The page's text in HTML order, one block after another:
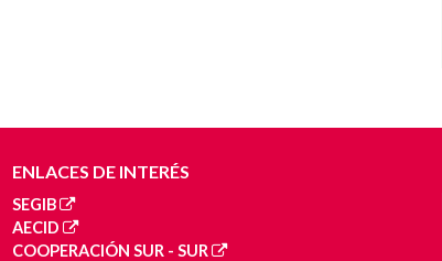
ENLACES DE INTERÉS
SEGIB
AECID
COOPERACIÓN SUR - SUR